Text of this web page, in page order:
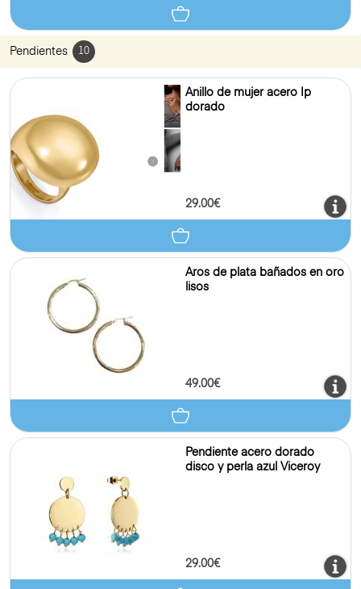
Pendientes 10
Anillo de mujer acero Ip
dorado
29.00€
Aros de plata bañados en oro
lisos
49.00€
Pendiente acero dorado
disco y perla azul Viceroy
29.00€